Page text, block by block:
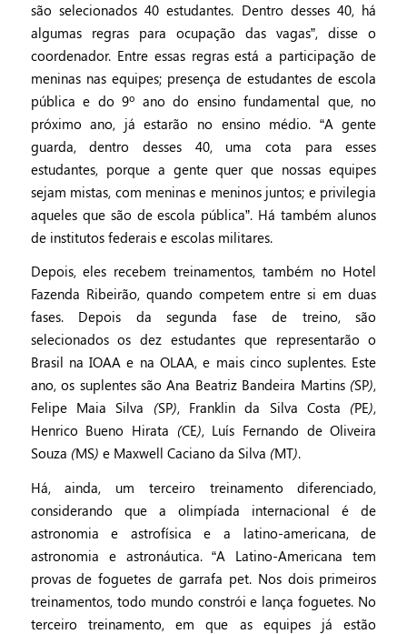
são selecionados 40 estudantes. Dentro desses 40, há
algumas regras para ocupação das vagas”, disse o
coordenador. Entre essas regras está a participação de
meninas nas equipes; presença de estudantes de escola
pública e do 9º ano do ensino fundamental que, no
próximo ano, já estarão no ensino médio. “A gente
guarda, dentro desses 40, uma cota para esses
estudantes, porque a gente quer que nossas equipes
sejam mistas, com meninas e meninos juntos; e privilegia
aqueles que são de escola pública”. Há também alunos
de institutos federais e escolas militares.
Depois, eles recebem treinamentos, também no Hotel
Fazenda Ribeirão, quando competem entre si em duas
fases. Depois da segunda fase de treino, são
selecionados os dez estudantes que representarão o
Brasil na IOAA e na OLAA, e mais cinco suplentes. Este
ano, os suplentes são Ana Beatriz Bandeira Martins (SP),
Felipe Maia Silva (SP), Franklin da Silva Costa (PE),
Henrico Bueno Hirata (CE), Luís Fernando de Oliveira
Souza (MS) e Maxwell Caciano da Silva (MT).
Há, ainda, um terceiro treinamento diferenciado,
considerando que a olimpíada internacional é de
astronomia e astrofísica e a latino-americana, de
astronomia e astronáutica. “A Latino-Americana tem
provas de foguetes de garrafa pet. Nos dois primeiros
treinamentos, todo mundo constrói e lança foguetes. No
terceiro treinamento, em que as equipes já estão